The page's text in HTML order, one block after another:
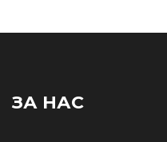
ЗА НАС